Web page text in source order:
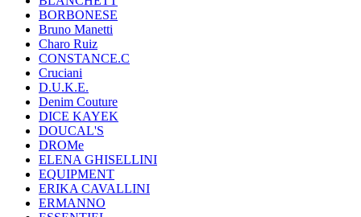
BORBONESE
Bruno Manetti
Charo Ruiz
CONSTANCE.C
Cruciani
D.U.K.E.
Denim Couture
DICE KAYEK
DOUCAL'S
DROMe
ELENA GHISELLINI
EQUIPMENT
ERIKA CAVALLINI
ERMANNO